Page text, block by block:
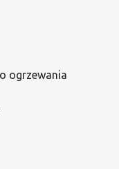
ogrzewania